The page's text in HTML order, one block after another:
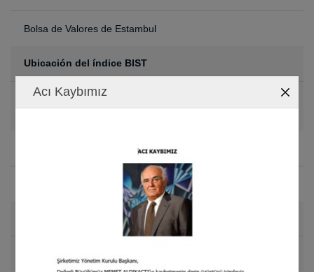
Bolsa de Valores de Estambul
Ubicación del índice BIST
INDUSTRIA MANUFACTURERA / PRODUCTOS
Acı Kaybımız